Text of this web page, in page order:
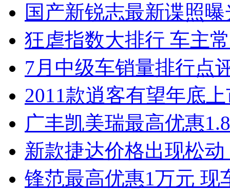
国产新锐志最新谍照
狂虐指数大排行 车主
7月中级车销量排行点
2011款逍客有望年底
广丰凯美瑞最高优惠
新款捷达价格出现松
锋范最高优惠1万元 现